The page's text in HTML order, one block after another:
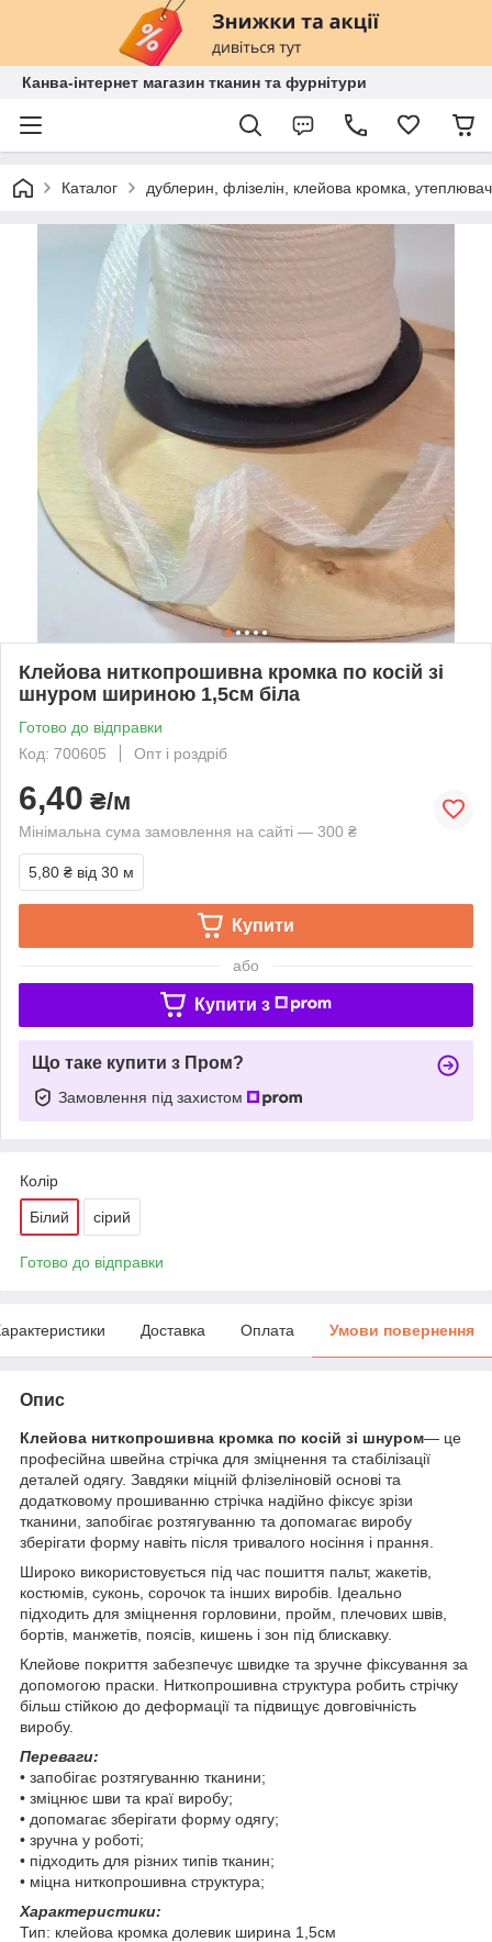
Канва-інтернет магазин тканин та фурнітури
Каталог дублерин, флізелін, клейова кромка, утеплювач
Клейова ниткопрошивна кромка по косій зі
шнуром шириною 1,5см біла
Готово до відправки
Код: 700605
Опт і роздріб
6,40 ₴/м
Мінімальна сума замовлення на сайті — 300 ₴
5,80 ₴ від 30 м
Купити
або
Купити з
Що таке купити з Пром?
Замовлення під захистом
Колір
Білий сірий
Готово до відправки
Доставка Оплата Умови повернення
Опис
Клейова ниткопрошивна кромка по косій зі шнуром— це
професійна швейна стрічка для зміцнення та стабілізації
деталей одягу. Завдяки міцній флізеліновій основі та
додатковому прошиванню стрічка надійно фіксує зрізи
тканини, запобігає розтягуванню та допомагає виробу
зберігати форму навіть після тривалого носіння і прання.
Широко використовується під час пошиття пальт, жакетів,
костюмів, суконь, сорочок та інших виробів. Ідеально
підходить для зміцнення горловини, пройм, плечових швів,
бортів, манжетів, поясів, кишень і зон під блискавку.
Клейове покриття забезпечує швидке та зручне фіксування за
допомогою праски. Ниткопрошивна структура робить стрічку
більш стійкою до деформації та підвищує довговічність
виробу.
Переваги:
• запобігає розтягуванню тканини;
• зміцнює шви та краї виробу;
• допомагає зберігати форму одягу;
• зручна у роботі;
• підходить для різних типів тканин;
• міцна ниткопрошивна структура;
Характеристики:
Тип: клейова кромка долевик ширина 1,5см